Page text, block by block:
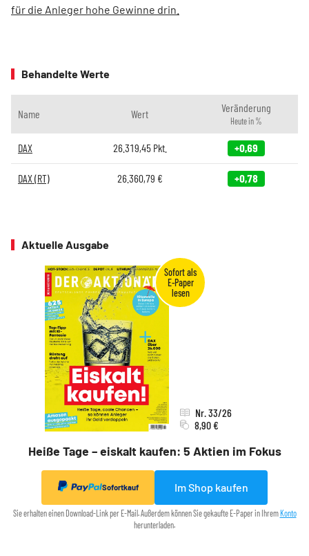
für die Anleger hohe Gewinne drin.
Behandelte Werte
Name Wert Veränderung
Heute in %
DAX 26.319,45Pkt. +0,69
DAX (RT) 26.360,79 € +0,78
Aktuelle Ausgabe
Heiße Tage – eiskalt kaufen: 5 Aktien im Fokus
Nr. 33/26
8,90 €
Sofortkauf Im Shop kaufen
Sie erhalten einen Download-Link per E-Mail. Außerdem können Sie gekaufte E-Paper in Ihrem Konto
herunterladen.